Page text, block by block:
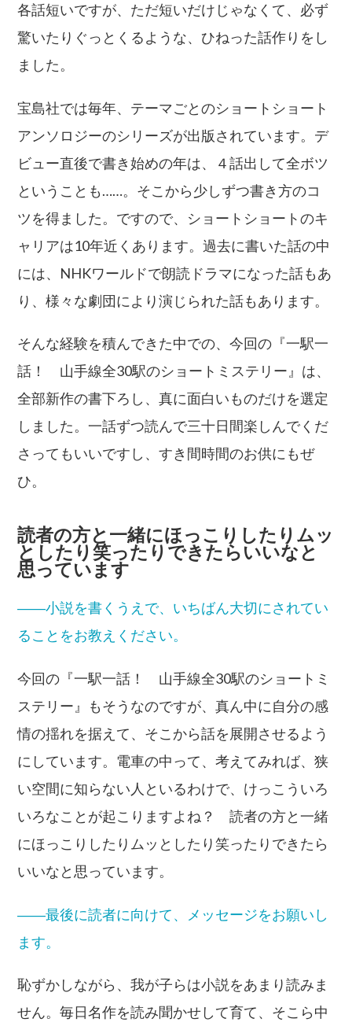
各話短いですが、ただ短いだけじゃなくて、必ず
驚いたりぐっとくるような、ひねった話作りをし
ました。
宝島社では毎年、テーマごとのショートショート
アンソロジーのシリーズが出版されています。デ
ビュー直後で書き始めの年は、４話出して全ボツ
ということも……。そこから少しずつ書き方のコ
ツを得ました。ですので、ショートショートのキ
ャリアは10年近くあります。過去に書いた話の中
には、NHKワールドで朗読ドラマになった話もあ
り、様々な劇団により演じられた話もあります。
そんな経験を積んできた中での、今回の『一駅一
話！ 山手線全30駅のショートミステリー』は、
全部新作の書下ろし、真に面白いものだけを選定
しました。一話ずつ読んで三十日間楽しんでくだ
さってもいいですし、すき間時間のお供にもぜ
ひ。
読者の方と一緒にほっこりしたりムッ
としたり笑ったりできたらいいなと
思っています
――小説を書くうえで、いちばん大切にされてい
ることをお教えください。
今回の『一駅一話！ 山手線全30駅のショートミ
ステリー』もそうなのですが、真ん中に自分の感
情の揺れを据えて、そこから話を展開させるよう
にしています。電車の中って、考えてみれば、狭
い空間に知らない人といるわけで、けっこういろ
いろなことが起こりますよね？ 読者の方と一緒
にほっこりしたりムッとしたり笑ったりできたら
いいなと思っています。
――最後に読者に向けて、メッセージをお願いし
ます。
恥ずかしながら、我が子らは小説をあまり読みま
せん。毎日名作を読み聞かせして育て、そこら中